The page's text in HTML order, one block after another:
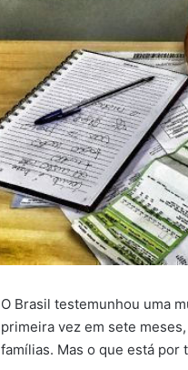
O Brasil testemunhou uma
primeira vez em sete
famílias. Mas o que está por